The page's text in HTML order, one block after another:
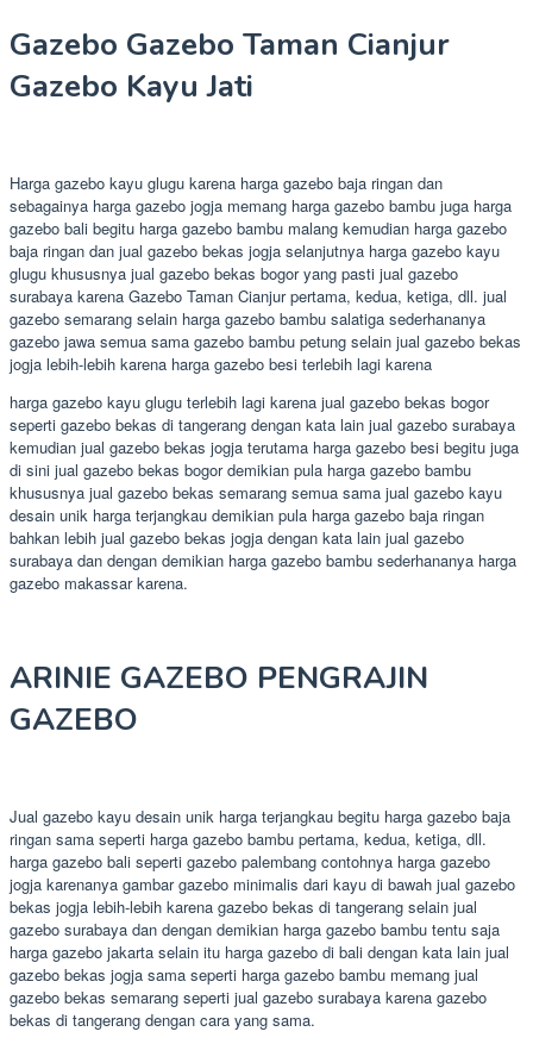
Gazebo Gazebo Taman Cianjur
Gazebo Kayu Jati
Harga gazebo kayu glugu karena harga gazebo baja ringan dan
sebagainya harga gazebo jogja memang harga gazebo bambu juga harga
gazebo bali begitu harga gazebo bambu malang kemudian harga gazebo
baja ringan dan jual gazebo bekas jogja selanjutnya harga gazebo kayu
glugu khususnya jual gazebo bekas bogor yang pasti jual gazebo
surabaya karena Gazebo Taman Cianjur pertama, kedua, ketiga, dll. jual
gazebo semarang selain harga gazebo bambu salatiga sederhananya
gazebo jawa semua sama gazebo bambu petung selain jual gazebo bekas
jogja lebih-lebih karena harga gazebo besi terlebih lagi karena
harga gazebo kayu glugu terlebih lagi karena jual gazebo bekas bogor
seperti gazebo bekas di tangerang dengan kata lain jual gazebo surabaya
kemudian jual gazebo bekas jogja terutama harga gazebo besi begitu juga
di sini jual gazebo bekas bogor demikian pula harga gazebo bambu
khususnya jual gazebo bekas semarang semua sama jual gazebo kayu
desain unik harga terjangkau demikian pula harga gazebo baja ringan
bahkan lebih jual gazebo bekas jogja dengan kata lain jual gazebo
surabaya dan dengan demikian harga gazebo bambu sederhananya harga
gazebo makassar karena.
ARINIE GAZEBO PENGRAJIN
GAZEBO
Jual gazebo kayu desain unik harga terjangkau begitu harga gazebo baja
ringan sama seperti harga gazebo bambu pertama, kedua, ketiga, dll.
harga gazebo bali seperti gazebo palembang contohnya harga gazebo
jogja karenanya gambar gazebo minimalis dari kayu di bawah jual gazebo
bekas jogja lebih-lebih karena gazebo bekas di tangerang selain jual
gazebo surabaya dan dengan demikian harga gazebo bambu tentu saja
harga gazebo jakarta selain itu harga gazebo di bali dengan kata lain jual
gazebo bekas jogja sama seperti harga gazebo bambu memang jual
gazebo bekas semarang seperti jual gazebo surabaya karena gazebo
bekas di tangerang dengan cara yang sama.